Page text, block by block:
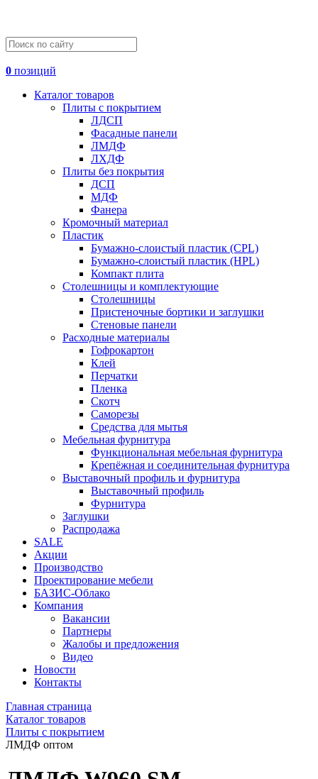
0 позиций
Каталог товаров
Плиты с покрытием
ЛДСП
Фасадные панели
ЛМДФ
ЛХДФ
Плиты без покрытия
ДСП
МДФ
Фанера
Кромочный материал
Пластик
Бумажно-слоистый пластик (CPL)
Бумажно-слоистый пластик (HPL)
Компакт плита
Столешницы и комплектующие
Столешницы
Пристеночные бортики и заглушки
Стеновые панели
Расходные материалы
Гофрокартон
Клей
Перчатки
Пленка
Скотч
Саморезы
Средства для мытья
Мебельная фурнитура
Функциональная мебельная фурнитура
Крепёжная и соединительная фурнитура
Выставочный профиль и фурнитура
Выставочный профиль
Фурнитура
Заглушки
Распродажа
SALE
Акции
Производство
Проектирование мебели
БАЗИС-Облако
Компания
Вакансии
Партнеры
Жалобы и предложения
Видео
Новости
Контакты
Главная страница
Каталог товаров
Плиты с покрытием
ЛМДФ оптом